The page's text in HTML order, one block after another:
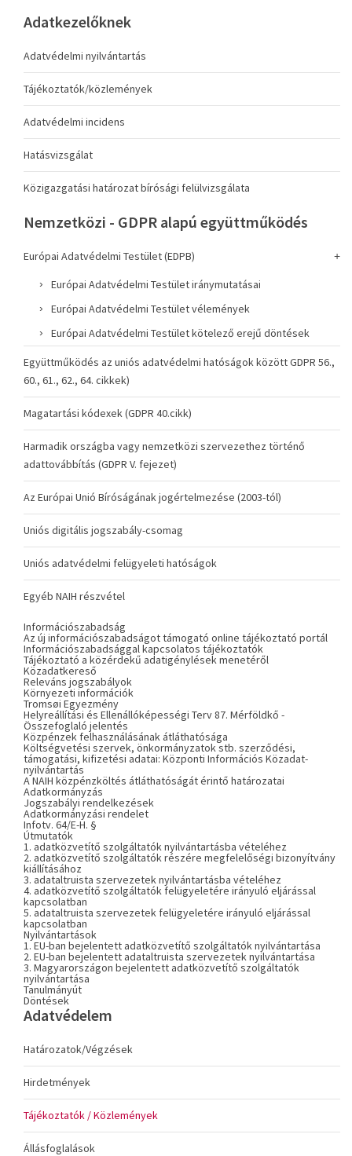
Adatkezelőknek
Adatvédelmi nyilvántartás
Tájékoztatók/közlemények
Adatvédelmi incidens
Hatásvizsgálat
Közigazgatási határozat bírósági felülvizsgálata
Nemzetközi - GDPR alapú együttműködés
Európai Adatvédelmi Testület (EDPB)
Európai Adatvédelmi Testület iránymutatásai
Európai Adatvédelmi Testület vélemények
Európai Adatvédelmi Testület kötelező erejű döntések
Együttműködés az uniós adatvédelmi hatóságok között GDPR 56.,
60., 61., 62., 64. cikkek)
Magatartási kódexek (GDPR 40.cikk)
Harmadik országba vagy nemzetközi szervezethez történő
adattovábbítás (GDPR V. fejezet)
Az Európai Unió Bíróságának jogértelmezése (2003-tól)
Uniós digitális jogszabály-csomag
Uniós adatvédelmi felügyeleti hatóságok
Egyéb NAIH részvétel
Információszabadság
Az új információszabadságot támogató online tájékoztató portál
Információszabadsággal kapcsolatos tájékoztatók
Tájékoztató a közérdekű adatigénylések menetéről
Közadatkereső
Releváns jogszabályok
Környezeti információk
Tromsøi Egyezmény
Helyreállítási és Ellenállóképességi Terv 87. Mérföldkő -
Összefoglaló jelentés
Közpénzek felhasználásának átláthatósága
Költségvetési szervek, önkormányzatok stb. szerződési,
támogatási, kifizetési adatai: Központi Információs Közadat-
nyilvántartás
A NAIH közpénzköltés átláthatóságát érintő határozatai
Adatkormányzás
Jogszabályi rendelkezések
Adatkormányzási rendelet
Infotv. 64/E-H. §
Útmutatók
1. adatközvetítő szolgáltatók nyilvántartásba vételéhez
2. adatközvetítő szolgáltatók részére megfelelőségi bizonyítvány
kiállításához
3. adataltruista szervezetek nyilvántartásba vételéhez
4. adatközvetítő szolgáltatók felügyeletére irányuló eljárással
kapcsolatban
5. adataltruista szervezetek felügyeletére irányuló eljárással
kapcsolatban
Nyilvántartások
1. EU-ban bejelentett adatközvetítő szolgáltatók nyilvántartása
2. EU-ban bejelentett adataltruista szervezetek nyilvántartása
3. Magyarországon bejelentett adatközvetítő szolgáltatók
nyilvántartása
Tanulmányút
Döntések
Adatvédelem
Határozatok/Végzések
Hirdetmények
Tájékoztatók / Közlemények
Állásfoglalások